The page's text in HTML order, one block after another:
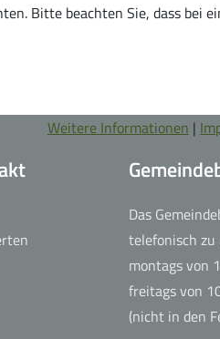
Das
telefonisch zu
montags von
freitags von
(nicht in den
Bitte beachten Sie, dass
Weitere Informationen |